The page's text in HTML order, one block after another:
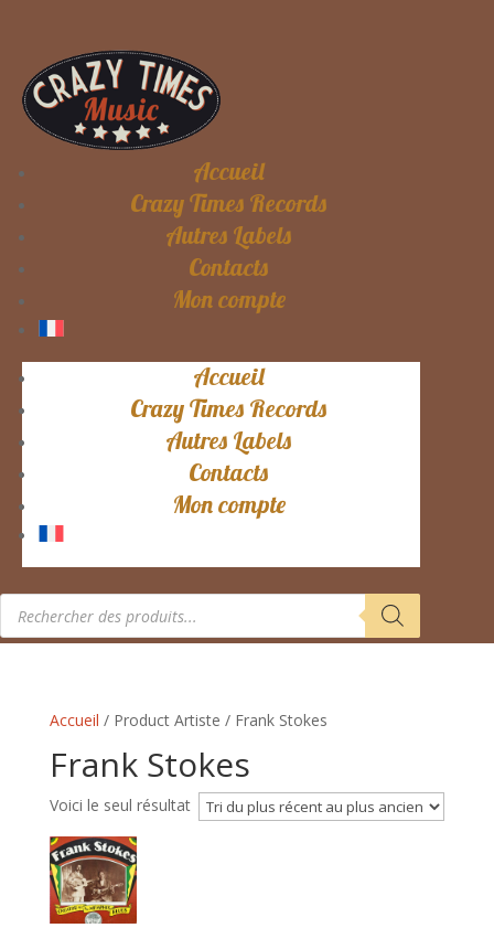
Accueil
Crazy Times Records
Autres Labels
Contacts
Mon compte
Accueil
Crazy Times Records
Autres Labels
Contacts
Mon compte
Recherche
produits
Accueil / Product Artiste / Frank Stokes
Frank Stokes
Voici le seul résultat